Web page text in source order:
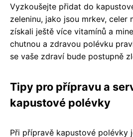
Vyzkoušejte přidat do
zeleninu, jako jsou mrkev, celer
získali ještě více vitamínů a
chutnou a zdravou polévku
se vaše zdraví bude postupně
Tipy pro přípravu a
kapustové polévky
Při přípravě kapustové polévky